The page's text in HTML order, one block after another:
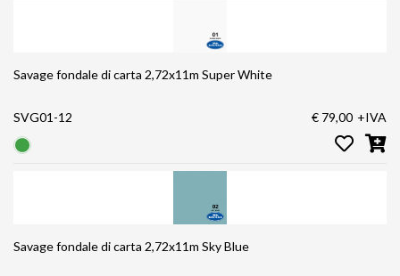
Savage fondale di carta 2,72x11m Super White
SVG01-12 € 79,00 +IVA
Savage fondale di carta 2,72x11m Sky Blue